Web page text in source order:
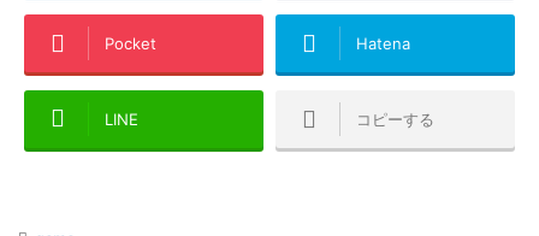
Pocket Hatena
LINE コピーする